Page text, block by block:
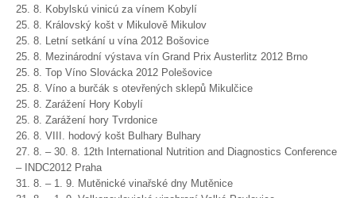
25. 8. Kobylskú vinicú za vínem Kobylí
25. 8. Královský košt v Mikulově Mikulov
25. 8. Letní setkání u vína 2012 Bošovice
25. 8. Mezinárodní výstava vín Grand Prix Austerlitz 2012 Brno
25. 8. Top Víno Slovácka 2012 Polešovice
25. 8. Víno a burčák s otevřených sklepů Mikulčice
25. 8. Zarážení Hory Kobylí
25. 8. Zarážení hory Tvrdonice
26. 8. VIII. hodový košt Bulhary Bulhary
27. 8. – 30. 8. 12th International Nutrition and Diagnostics Conference
– INDC2012 Praha
31. 8. – 1. 9. Mutěnické vinařské dny Mutěnice